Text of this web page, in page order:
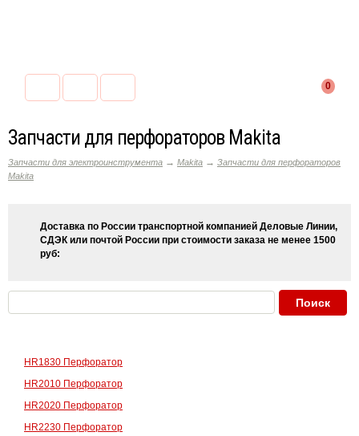
0
Запчасти для перфораторов Makita
Запчасти для электроинструмента → Makita → Запчасти для перфораторов
Makita
Доставка по России транспортной компанией Деловые Линии,
СДЭК или почтой России при стоимости заказа не менее 1500
руб:
HR1830 Перфоратор
HR2010 Перфоратор
HR2020 Перфоратор
HR2230 Перфоратор